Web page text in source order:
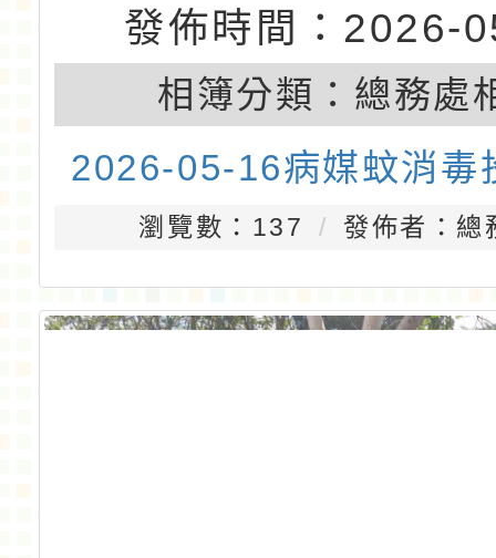
發佈時間：2026-
相簿分類： 總務處
2026-05-16病媒蚊消毒
瀏覽數：137 發佈者：總